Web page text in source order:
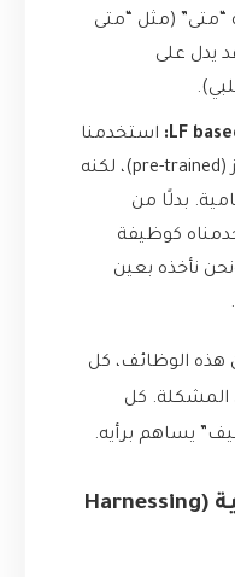
“متى” (مثل “متى
يدل على
LF
استخدمنا
نموذج تحليل مشاعر جاهز (pre-trained)، لكنه
بدلًا من
كوظيفة
نأخذه بعين
هذه الوظائف، كل
المشكلة. كل
يساهم برأيه.
2. الاستدلال على البنية (Harnessing